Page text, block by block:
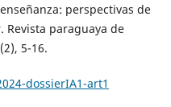
perspectivas de
Revista paraguaya de
5-16.
dossierIA1-art1